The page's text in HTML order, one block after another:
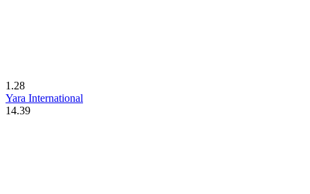
1.28
Yara International
14.39